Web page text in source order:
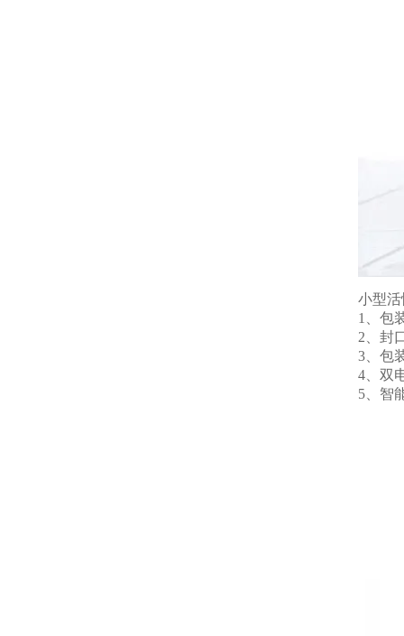
小型
1、包
2、封
3、包
4、双
5、智